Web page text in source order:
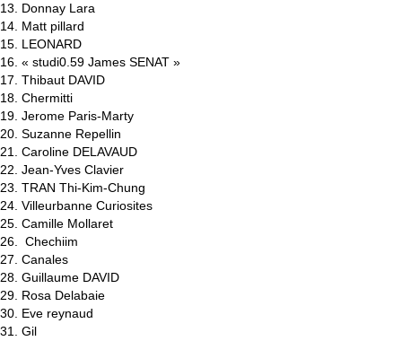
13. Donnay Lara
14. Matt pillard
15. LEONARD
16. « studi0.59 James SENAT »
17. Thibaut DAVID
18. Chermitti
19. Jerome Paris-Marty
20. Suzanne Repellin
21. Caroline DELAVAUD
22. Jean-Yves Clavier
23. TRAN Thi-Kim-Chung
24. Villeurbanne Curiosites
25. Camille Mollaret
26. Chechiim
27. Canales
28. Guillaume DAVID
29. Rosa Delabaie
30. Eve reynaud
31. Gil